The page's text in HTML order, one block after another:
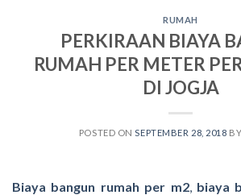
RUMAH
PERKIRAAN BIAYA
RUMAH PER METER
DI JOGJA
POSTED ON SEPTEMBER 28, 2018 BY
Biaya bangun rumah per m2, biaya